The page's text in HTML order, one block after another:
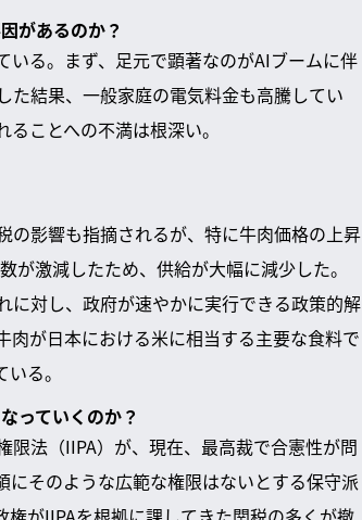
があるのか？
る。まず、足元で顕著なのがAIブームに伴
た結果、一般家庭の電気料金も高騰してい
ことへの不満は根深い。
の影響も指摘されるが、特に牛肉価格の上昇
激減したため、供給が大幅に減少した。
に対し、政府が速やかに実行できる政策的解
が日本における米に相当する主要な食料で
る。
っていくのか？
限法（IIPA）が、現在、最高裁で合憲性が問
そのような広範な権限はないとする保守派